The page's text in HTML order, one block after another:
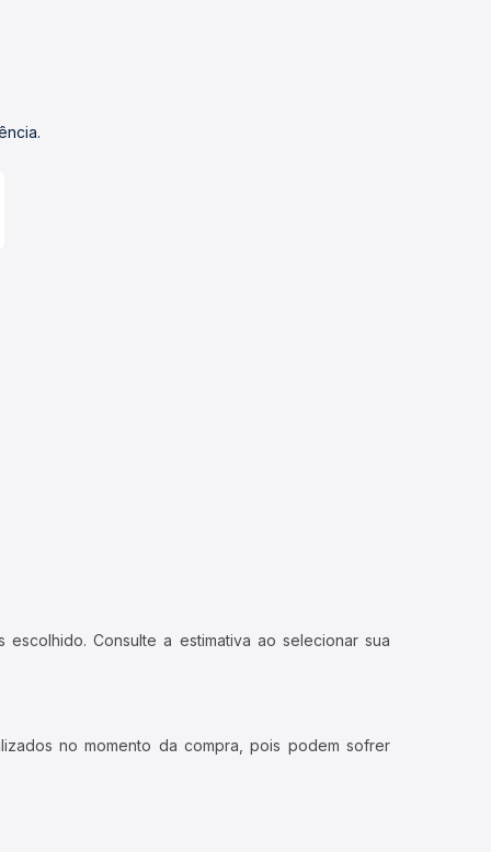
Consulte a estimativa ao selecionar sua
no momento da compra, pois podem sofrer